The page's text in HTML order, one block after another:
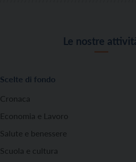
Le nostre
Scelte di fondo
Cronaca
Economia e Lavoro
Salute e benessere
Scuola e cultura